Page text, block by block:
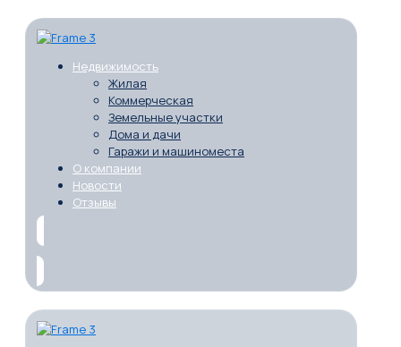
Недвижимость
Жилая
Коммерческая
Земельные участки
Дома и дачи
Гаражи и машиноместа
О компании
Новости
Отзывы